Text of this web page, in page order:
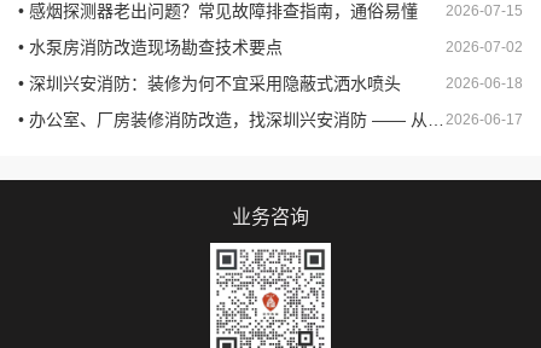
2026-07-15
• 感烟探测器老出问题？常见故障排查指南，通俗易懂
2026-07-02
• 水泵房消防改造现场勘查技术要点
2026-06-18
• 深圳兴安消防：装修为何不宜采用隐蔽式洒水喷头
2026-06-17
• 办公室、厂房装修消防改造，找深圳兴安消防 —— 从设计到验收，一站式合规交付
业务咨询